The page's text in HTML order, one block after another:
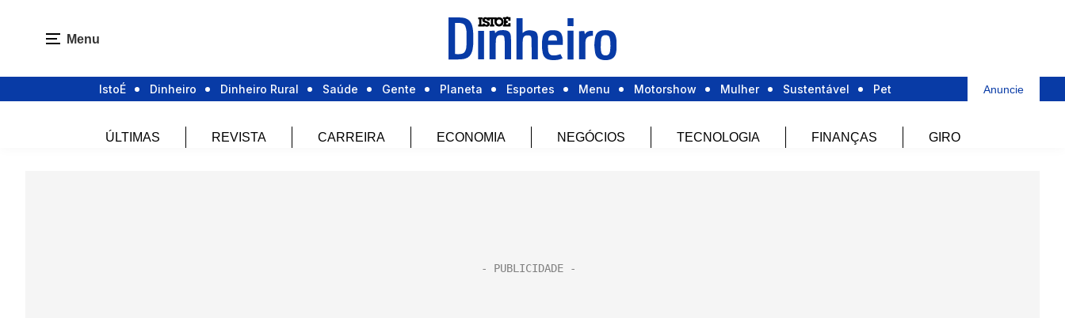
Menu
IstoÉ Dinheiro Dinheiro Rural Saúde Gente Planeta Esportes Menu Motorshow Mulher Sustentável Pet Anuncie
ÚLTIMAS REVISTA CARREIRA ECONOMIA NEGÓCIOS TECNOLOGIA FINANÇAS GIRO